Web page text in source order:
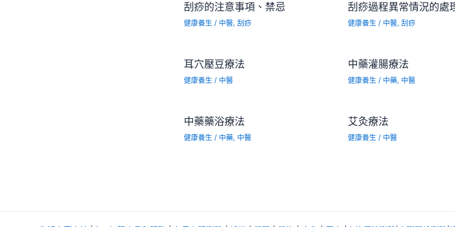
刮痧的注意事項、禁忌
健康養生 / 中醫, 刮痧
刮痧過程異常情況的處
健康養生 / 中醫, 刮痧
耳穴壓豆療法
健康養生 / 中醫
中藥灌腸療法
健康養生 / 中藥, 中醫
中藥藥浴療法
健康養生 / 中藥, 中醫
艾灸療法
健康養生 / 中醫